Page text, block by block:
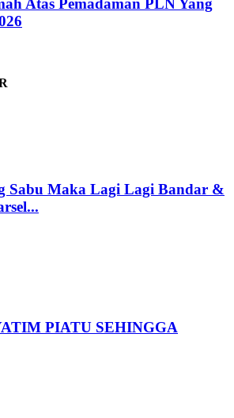
Atas Pemadaman PLN Yang
Sabu Maka Lagi Lagi Bandar &
PIATU SEHINGGA